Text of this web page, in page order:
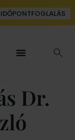
IDŐPONTFOGLALÁS
Dr.